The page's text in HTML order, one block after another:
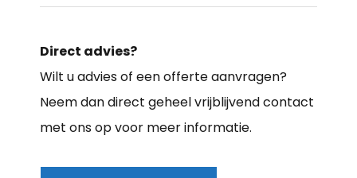
Direct advies?
Wilt u advies of een offerte aanvragen?
Neem dan direct geheel vrijblijvend contact
met ons op voor meer informatie.